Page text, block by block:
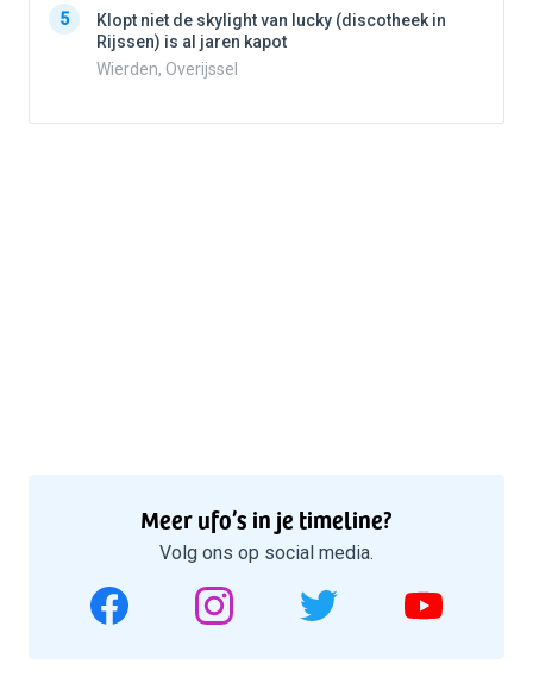
5
Klopt niet de skylight van lucky (discotheek in
Rijssen) is al jaren kapot
Wierden, Overijssel
Meer ufo’s in je timeline?
Volg ons op social media.